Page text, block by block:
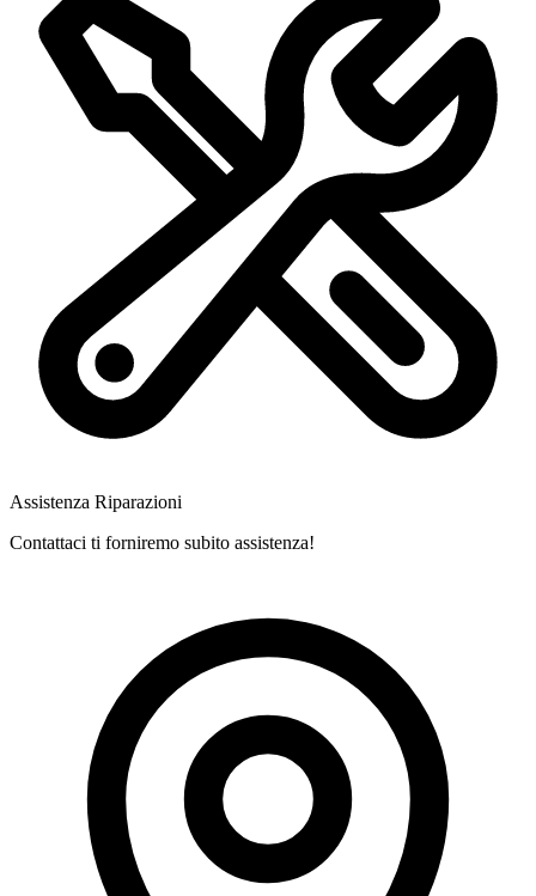
Assistenza Riparazioni
Contattaci ti forniremo subito assistenza!